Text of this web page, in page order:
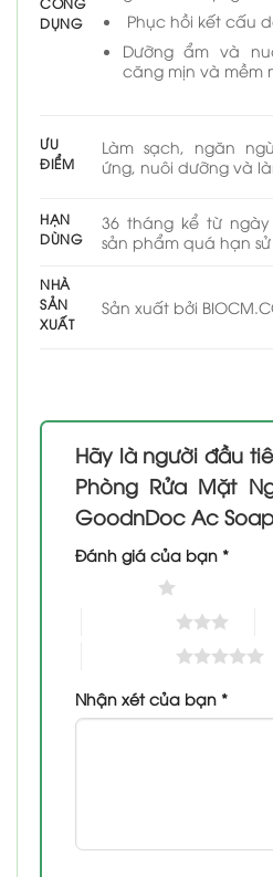
DỤNG
Phục hồi kết cấu
Dưỡng ẩm và
căng mịn và mềm
ƯU
ĐIỂM
Làm sạch, ngăn
ứng, nuôi dưỡng và
HẠN
DÙNG
36 tháng kể từ
sản phẩm quá hạn
NHÀ
SẢN
XUẤT
Sản xuất bởi
Hãy là người đầu
Phòng Rửa Mặt
GoodnDoc Ac
Đánh giá của bạn *
Nhận xét của bạn *